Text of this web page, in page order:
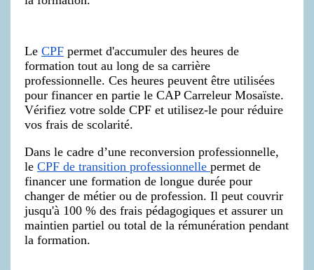
Le CPF permet d'accumuler des heures de
formation tout au long de sa carrière
professionnelle. Ces heures peuvent être utilisées
pour financer en partie le CAP Carreleur Mosaïste.
Vérifiez votre solde CPF et utilisez-le pour réduire
vos frais de scolarité.
Dans le cadre d’une reconversion professionnelle,
le CPF de transition professionnelle permet de
financer une formation de longue durée pour
changer de métier ou de profession. Il peut couvrir
jusqu'à 100 % des frais pédagogiques et assurer un
maintien partiel ou total de la rémunération pendant
la formation.